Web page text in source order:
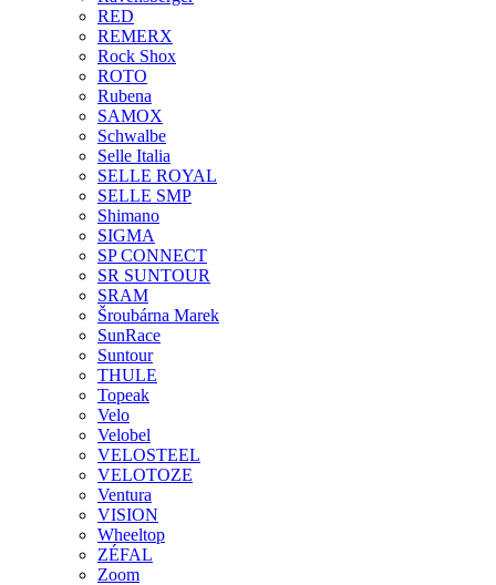
RED
REMERX
Rock Shox
ROTO
Rubena
SAMOX
Schwalbe
Selle Italia
SELLE ROYAL
SELLE SMP
Shimano
SIGMA
SP CONNECT
SR SUNTOUR
SRAM
Šroubárna Marek
SunRace
Suntour
THULE
Topeak
Velo
Velobel
VELOSTEEL
VELOTOZE
Ventura
VISION
Wheeltop
ZÉFAL
Zoom